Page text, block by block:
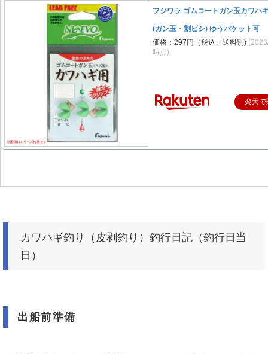
フジワラ ゴムコートガン玉カワハ
(ガン玉・割ビシ) ゆうパケット可
価格：297円（税込、送料別)
時点)
楽天で
カワハギ釣り（皮剥釣り）釣行日記（釣行日当
日）
出船前準備